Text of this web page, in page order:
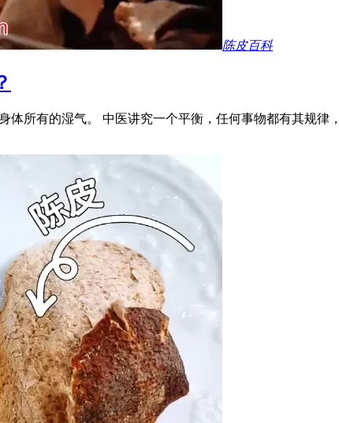
陈皮百科
体所有的湿气。 中医讲究一个平衡，任何事物都有其规律